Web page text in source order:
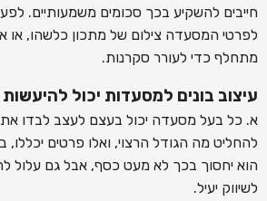
חייבים להשקיע בכך סכומים משמעותיים.
לפרטי המסעדה צילום של מתכון כלשהו, או
מתחלף כדי לעורר סקרנות.
עיצוב בונים למסעדות יכול
א. כל בעל מסעדה יכול בעצם לעצב לבדו את
להחליט מה הגודל הרצוי, ואלו פרטים
הוא יחסוך בכך לא מעט כסף, אבל גם עלול
לשיווק יעיל.